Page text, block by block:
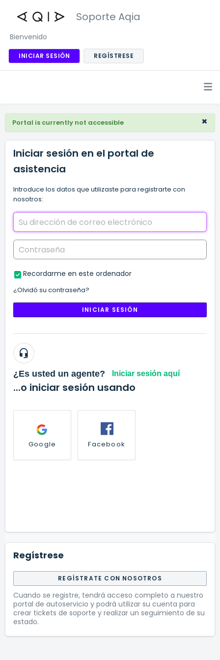
Soporte Aqia
Bienvenido
INICIAR SESIÓN REGÍSTRESE
×
Portal is currently not accessible
Iniciar sesión en el portal de
asistencia
Introduce los datos que utilizaste para registrarte con
nosotros:
Recordarme en este ordenador
¿Olvidó su contraseña?
INICIAR SESIÓN
¿Es usted un agente? Iniciar sesión aquí
...o iniciar sesión usando
Google Facebook
Regístrese
REGÍSTRATE CON NOSOTROS
Cuando se registre, tendrá acceso completo a nuestro
portal de autoservicio y podrá utilizar su cuenta para
crear tickets de soporte y realizar un seguimiento de su
estado.